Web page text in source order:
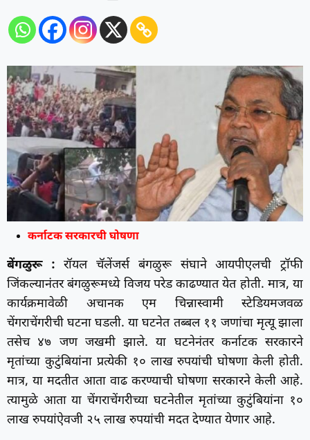
कर्नाटक सरकारची घोषणा
बेंगळुरू : रॉयल चॅलेंजर्स बंगळुरू संघाने आयपीएलची ट्रॉफी
जिंकल्यानंतर बंगळुरूमध्ये विजय परेड काढण्यात येत होती. मात्र, या
कार्यक्रमावेळी अचानक एम चिन्नास्वामी स्टेडियमजवळ
चेंगराचेंगरीची घटना घडली. या घटनेत तब्बल ११ जणांचा मृत्यू झाला
तसेच ४७ जण जखमी झाले. या घटनेनंतर कर्नाटक सरकारने
मृतांच्या कुटुंबियांना प्रत्येकी १० लाख रुपयांची घोषणा केली होती.
मात्र, या मदतीत आता वाढ करण्याची घोषणा सरकारने केली आहे.
त्यामुळे आता या चेंगराचेंगरीच्या घटनेतील मृतांच्या कुटुंबियांना १०
लाख रुपयांऐवजी २५ लाख रुपयांची मदत देण्यात येणार आहे.